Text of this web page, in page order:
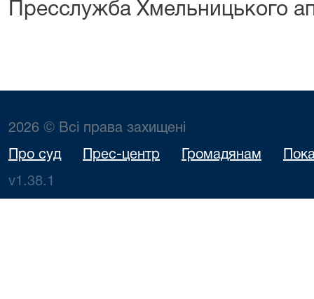
Пресслужба Хмельницького
2026 © Всі права захищені
Про суд Прес-центр Громадянам
v1.38.1